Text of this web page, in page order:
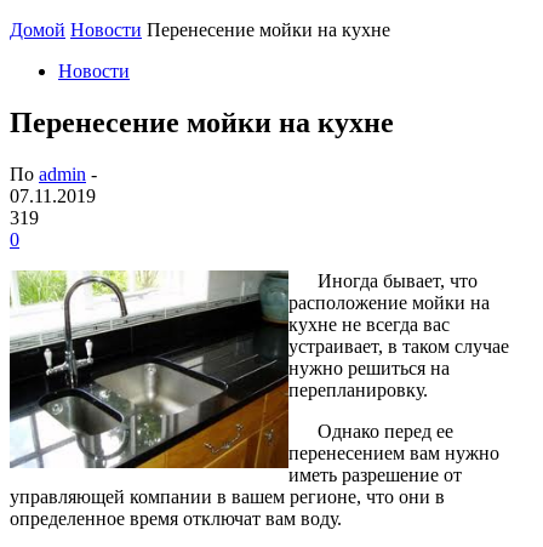
Домой Новости Перенесение мойки на кухне
Новости
Перенесение мойки на кухне
По admin -
07.11.2019
319
0
Иногда бывает, что
расположение мойки на
кухне не всегда вас
устраивает, в таком случае
нужно решиться на
перепланировку.
Однако перед ее
перенесением вам нужно
иметь разрешение от
управляющей компании в вашем регионе, что они в
определенное время отключат вам воду.